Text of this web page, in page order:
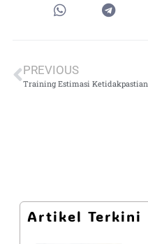
PREVIOUS
Artikel Terkini